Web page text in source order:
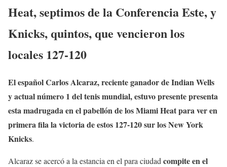
Heat, septimos de la Conferencia Este, y
Knicks, quintos, que vencieron los
locales 127-120
El español Carlos Alcaraz, reciente ganador de Indian Wells
y actual número 1 del tenis mundial, estuvo presente presenta
esta madrugada en el pabellón de los Miami Heat para ver en
primera fila la victoria de estos 127-120 sur los New York
Knicks.
Alcaraz se acercó a la estancia en el para ciudad compite en el